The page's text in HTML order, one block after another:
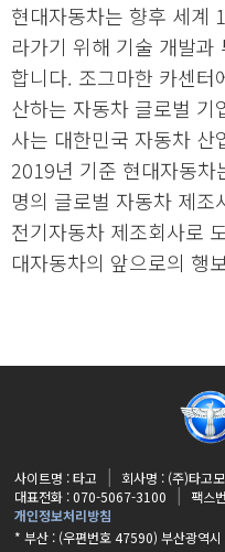
현대자동차는 향후 세계
라가기 위해 기술 개발
합니다. 조그마한 카센터
산하는 자동차 글로벌 기
사는 대한민국 자동차
2019년 기준 현대자동
명의 글로벌 자동차 제조
전기자동차 제조회사로
대자동차의 앞으로의 행
사이트명 : 타고 회사명 : (주)타고
대표전화 : 070-5067-3100
팩스
개인정보처리방침
* 부산 : (우편번호 47590) 부산광역